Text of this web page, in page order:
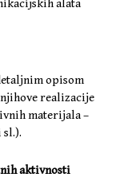
alata
opisom
realizacije
materijala –
aktivnosti